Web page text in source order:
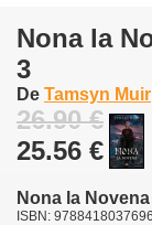
Nona la
3
De Tamsyn Muir
26.90 €
25.56 €
Nona la
ISBN: